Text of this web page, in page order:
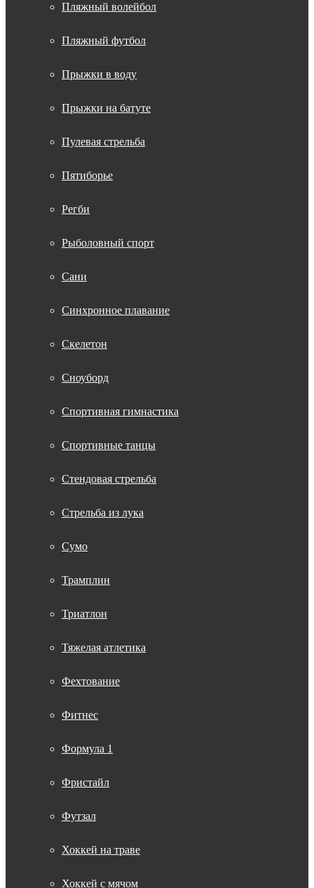
Пляжный волейбол
Пляжный футбол
Прыжки в воду
Прыжки на батуте
Пулевая стрельба
Пятиборье
Регби
Рыболовный спорт
Сани
Синхронное плавание
Скелетон
Сноуборд
Спортивная гимнастика
Спортивные танцы
Стендовая стрельба
Стрельба из лука
Сумо
Трамплин
Триатлон
Тяжелая атлетика
Фехтование
Фитнес
Формула 1
Фристайл
Футзал
Хоккей на траве
Хоккей с мячом